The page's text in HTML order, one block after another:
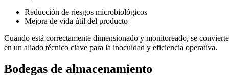
Reducción de riesgos microbiológicos
Mejora de vida útil del producto
Cuando está correctamente dimensionado y monitoreado, se convierte
en un aliado técnico clave para la inocuidad y eficiencia operativa.
Bodegas de almacenamiento